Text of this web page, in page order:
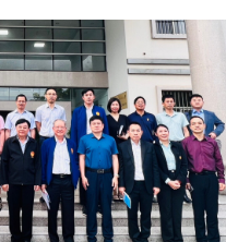
ฐบาลไทยไม่ทำหรอกครับ
ขา